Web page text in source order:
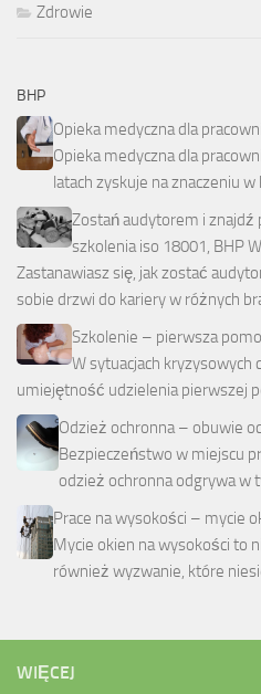
Zdrowie
BHP
Opieka medyczna dla
Opieka medyczna dla
latach zyskuje na znaczeniu
Zostań audytorem i znajdź
szkolenia iso 18001, BHP
Zastanawiasz się, jak zostać
sobie drzwi do kariery w różnych
Szkolenie – pierwsza
W sytuacjach kryzysowych
umiejętność udzielenia pierwszej
Odzież ochronna – obuwie
Bezpieczeństwo w miejscu
odzież ochronna odgrywa w
Prace na wysokości – mycie
Mycie okien na wysokości to
również wyzwanie, które
WIĘCEJ